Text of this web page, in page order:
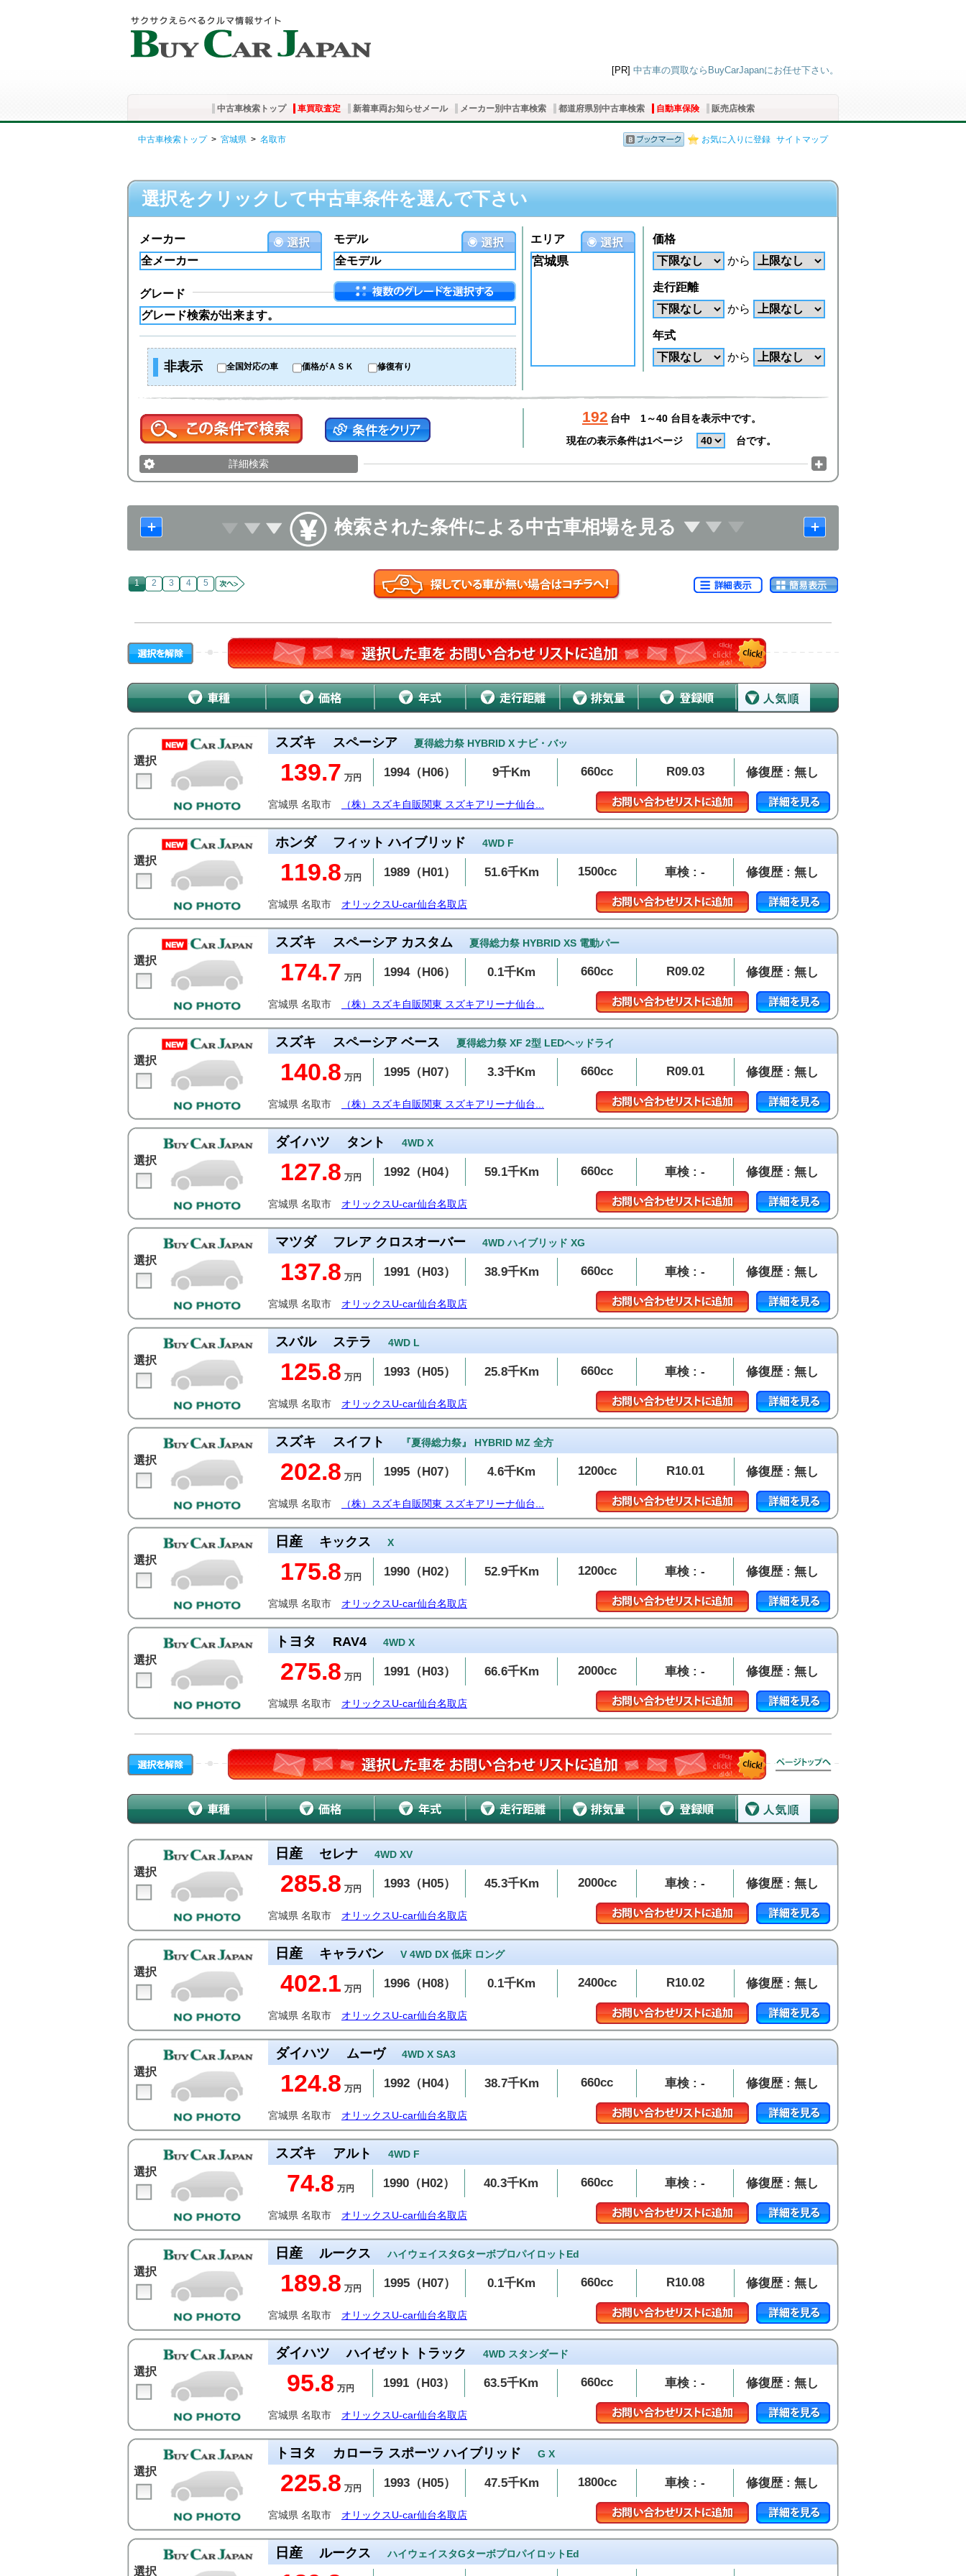
[PR] 中古車の買取ならBuyCarJapanにお任せ下さい。
中古車検索トップ 車買取査定 新着車両お知らせメール メーカー別中古車検索 都道府県別中古車検索 自動車保険 販売店検索
お気に入りに登録 サイトマップ
中古車検索トップ> 宮城県 > 名取市
選択をクリックして中古車条件を選んで下さい
モデル
メーカー
グレード
非表示 全国対応の車 価格がＡＳＫ 修復有り
エリア
宮城県
価格
から
走行距離
から
年式
から
192 台中
1～40 台目を表示中です。
現在の表示条件は1ページ
台です。
詳細検索
検索された条件による中古車相場を見る
1 2 3 4 5
選択
スズキ スペーシア 夏得総力祭 HYBRID X ナビ・バッ
139.7 万円 1994（H06） 9千Km 660cc R09.03 修復歴 : 無し
宮城県 名取市 （株）スズキ自販関東 スズキアリーナ仙台...
選択
ホンダ フィット ハイブリッド 4WD F
119.8 万円 1989（H01） 51.6千Km 1500cc 車検 : - 修復歴 : 無し
宮城県 名取市 オリックスU-car仙台名取店
選択
スズキ スペーシア カスタム 夏得総力祭 HYBRID XS 電動パー
174.7 万円 1994（H06） 0.1千Km 660cc R09.02 修復歴 : 無し
宮城県 名取市 （株）スズキ自販関東 スズキアリーナ仙台...
選択
スズキ スペーシア ベース 夏得総力祭 XF 2型 LEDヘッドライ
140.8 万円 1995（H07） 3.3千Km 660cc R09.01 修復歴 : 無し
宮城県 名取市 （株）スズキ自販関東 スズキアリーナ仙台...
選択
ダイハツ タント 4WD X
127.8 万円 1992（H04） 59.1千Km 660cc 車検 : - 修復歴 : 無し
宮城県 名取市 オリックスU-car仙台名取店
選択
マツダ フレア クロスオーバー 4WD ハイブリッド XG
137.8 万円 1991（H03） 38.9千Km 660cc 車検 : - 修復歴 : 無し
宮城県 名取市 オリックスU-car仙台名取店
選択
スバル ステラ 4WD L
125.8 万円 1993（H05） 25.8千Km 660cc 車検 : - 修復歴 : 無し
宮城県 名取市 オリックスU-car仙台名取店
選択
スズキ スイフト 『夏得総力祭』 HYBRID MZ 全方
202.8 万円 1995（H07） 4.6千Km 1200cc R10.01 修復歴 : 無し
宮城県 名取市 （株）スズキ自販関東 スズキアリーナ仙台...
選択
日産 キックス X
175.8 万円 1990（H02） 52.9千Km 1200cc 車検 : - 修復歴 : 無し
宮城県 名取市 オリックスU-car仙台名取店
選択
トヨタ RAV4 4WD X
275.8 万円 1991（H03） 66.6千Km 2000cc 車検 : - 修復歴 : 無し
宮城県 名取市 オリックスU-car仙台名取店
選択
日産 セレナ 4WD XV
285.8 万円 1993（H05） 45.3千Km 2000cc 車検 : - 修復歴 : 無し
宮城県 名取市 オリックスU-car仙台名取店
選択
日産 キャラバン V 4WD DX 低床 ロング
402.1 万円 1996（H08） 0.1千Km 2400cc R10.02 修復歴 : 無し
宮城県 名取市 オリックスU-car仙台名取店
選択
ダイハツ ムーヴ 4WD X SA3
124.8 万円 1992（H04） 38.7千Km 660cc 車検 : - 修復歴 : 無し
宮城県 名取市 オリックスU-car仙台名取店
選択
スズキ アルト 4WD F
74.8 万円 1990（H02） 40.3千Km 660cc 車検 : - 修復歴 : 無し
宮城県 名取市 オリックスU-car仙台名取店
選択
日産 ルークス ハイウェイスタGターボプロパイロットEd
189.8 万円 1995（H07） 0.1千Km 660cc R10.08 修復歴 : 無し
宮城県 名取市 オリックスU-car仙台名取店
選択
ダイハツ ハイゼット トラック 4WD スタンダード
95.8 万円 1991（H03） 63.5千Km 660cc 車検 : - 修復歴 : 無し
宮城県 名取市 オリックスU-car仙台名取店
選択
トヨタ カローラ スポーツ ハイブリッド G X
225.8 万円 1993（H05） 47.5千Km 1800cc 車検 : - 修復歴 : 無し
宮城県 名取市 オリックスU-car仙台名取店
選択
日産 ルークス ハイウェイスタGターボプロパイロットEd